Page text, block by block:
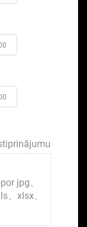
jpg、
、xlsx、